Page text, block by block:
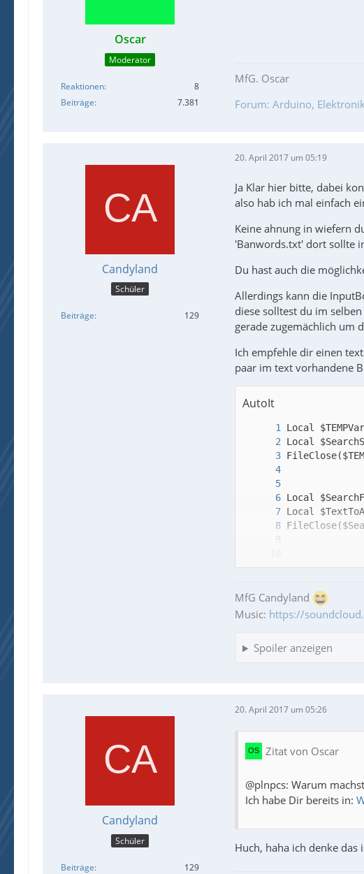
Oscar
Moderator
Reaktionen
8
Beiträge
7.381
MfG. Oscar
Forum: Arduino,
Candyland
Schüler
Beiträge 129
20. April 2017 um 05:19
Ja Klar hier bitte, dabei
also hab ich mal einfach
Keine ahnung in wiefern
'Banwords.txt' dort sollte
Du hast auch die
Allerdings kann die
diese solltest du im
gerade zugemächlich um
Ich empfehle dir einen
paar im text vorhandene
AutoIt
MfG Candyland
Music: https://
Spoiler anzeigen
Candyland
Schüler
Beiträge 129
20. April 2017 um 05:26
Zitat von Oscar
@plnpcs: Warum
Ich habe Dir bereits in:
Huch, haha ich denke